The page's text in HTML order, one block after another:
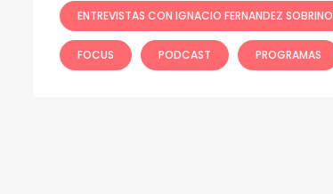
ENTREVISTAS CON IGNACIO FERNANDEZ SOBRINO
FOCUS PODCAST PROGRAMAS